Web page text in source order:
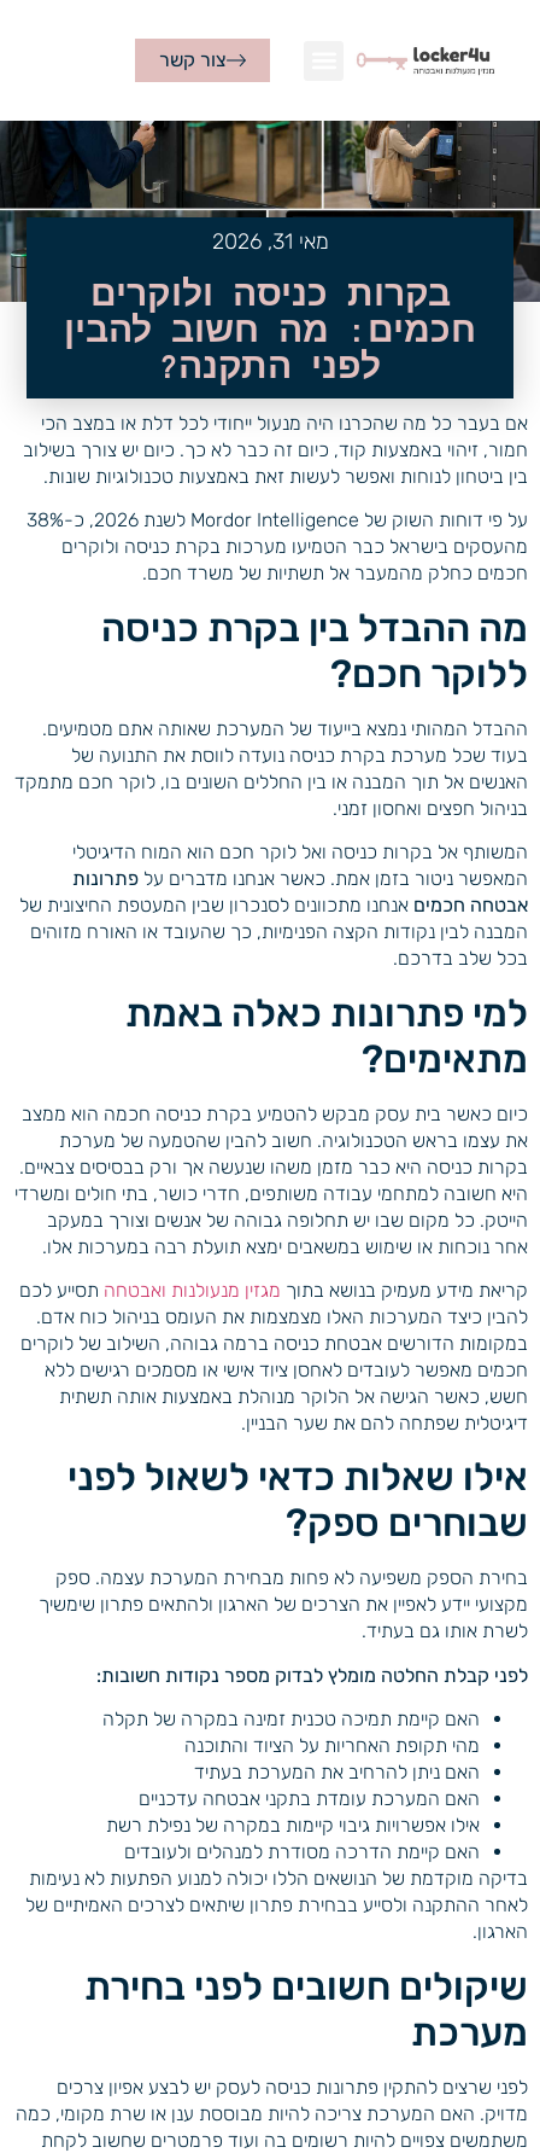
צור קשר
מאי 31, 2026
בקרות כניסה ולוקרים
חכמים: מה חשוב להבין
לפני התקנה?
אם בעבר כל מה שהכרנו היה מנעול ייחודי לכל דלת או במצב הכי
חמור, זיהוי באמצעות קוד, כיום זה כבר לא כך. כיום יש צורך בשילוב
בין ביטחון לנוחות ואפשר לעשות זאת באמצעות טכנולוגיות שונות.
על פי דוחות השוק של Mordor Intelligence לשנת 2026, כ-38%
מהעסקים בישראל כבר הטמיעו מערכות בקרת כניסה ולוקרים
חכמים כחלק מהמעבר אל תשתיות של משרד חכם.
מה ההבדל בין בקרת כניסה
ללוקר חכם?
ההבדל המהותי נמצא בייעוד של המערכת שאותה אתם מטמיעים.
בעוד שכל מערכת בקרת כניסה נועדה לווסת את התנועה של
האנשים אל תוך המבנה או בין החללים השונים בו, לוקר חכם מתמקד
בניהול חפצים ואחסון זמני.
המשותף אל בקרות כניסה ואל לוקר חכם הוא המוח הדיגיטלי
המאפשר ניטור בזמן אמת. כאשר אנחנו מדברים על פתרונות
אבטחה חכמים אנחנו מתכוונים לסנכרון שבין המעטפת החיצונית של
המבנה לבין נקודות הקצה הפנימיות, כך שהעובד או האורח מזוהים
בכל שלב בדרכם.
למי פתרונות כאלה באמת
מתאימים?
כיום כאשר בית עסק מבקש להטמיע בקרת כניסה חכמה הוא ממצב
את עצמו בראש הטכנולוגיה. חשוב להבין שהטמעה של מערכת
בקרות כניסה היא כבר מזמן משהו שנעשה אך ורק בבסיסים צבאיים.
היא חשובה למתחמי עבודה משותפים, חדרי כושר, בתי חולים ומשרדי
הייטק. כל מקום שבו יש תחלופה גבוהה של אנשים וצורך במעקב
אחר נוכחות או שימוש במשאבים ימצא תועלת רבה במערכות אלו.
קריאת מידע מעמיק בנושא בתוך מגזין מנעולנות ואבטחה תסייע לכם
להבין כיצד המערכות האלו מצמצמות את העומס בניהול כוח אדם.
במקומות הדורשים אבטחת כניסה ברמה גבוהה, השילוב של לוקרים
חכמים מאפשר לעובדים לאחסן ציוד אישי או מסמכים רגישים ללא
חשש, כאשר הגישה אל הלוקר מנוהלת באמצעות אותה תשתית
דיגיטלית שפתחה להם את שער הבניין.
אילו שאלות כדאי לשאול לפני
שבוחרים ספק?
בחירת הספק משפיעה לא פחות מבחירת המערכת עצמה. ספק
מקצועי יידע לאפיין את הצרכים של הארגון ולהתאים פתרון שימשיך
לשרת אותו גם בעתיד.
לפני קבלת החלטה מומלץ לבדוק מספר נקודות חשובות:
האם קיימת תמיכה טכנית זמינה במקרה של תקלה
מהי תקופת האחריות על הציוד והתוכנה
האם ניתן להרחיב את המערכת בעתיד
האם המערכת עומדת בתקני אבטחה עדכניים
אילו אפשרויות גיבוי קיימות במקרה של נפילת רשת
האם קיימת הדרכה מסודרת למנהלים ולעובדים
בדיקה מוקדמת של הנושאים הללו יכולה למנוע הפתעות לא נעימות
לאחר ההתקנה ולסייע בבחירת פתרון שיתאים לצרכים האמיתיים של
הארגון.
שיקולים חשובים לפני בחירת
מערכת
לפני שרצים להתקין פתרונות כניסה לעסק יש לבצע אפיון צרכים
מדויק. האם המערכת צריכה להיות מבוססת ענן או שרת מקומי, כמה
משתמשים צפויים להיות רשומים בה ועוד פרמטרים שחשוב לקחת